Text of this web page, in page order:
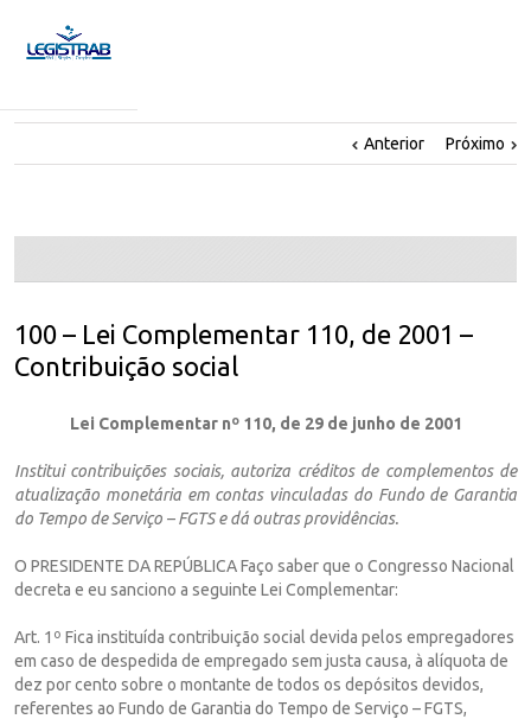
Anterior Próximo
100 – Lei Complementar 110, de 2001 –
Contribuição social
Lei Complementar nº 110, de 29 de junho de 2001
Institui contribuições sociais, autoriza créditos de complementos de
atualização monetária em contas vinculadas do Fundo de Garantia
do Tempo de Serviço – FGTS e dá outras providências.
O PRESIDENTE DA REPÚBLICA Faço saber que o Congresso Nacional
decreta e eu sanciono a seguinte Lei Complementar:
Art. 1º Fica instituída contribuição social devida pelos empregadores
em caso de despedida de empregado sem justa causa, à alíquota de
dez por cento sobre o montante de todos os depósitos devidos,
referentes ao Fundo de Garantia do Tempo de Serviço – FGTS,